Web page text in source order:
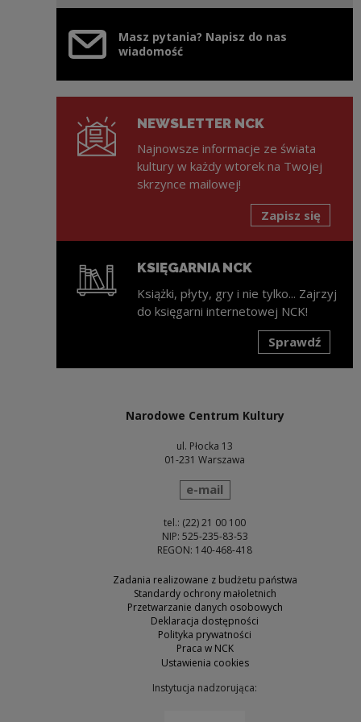
Masz pytania? Napisz do nas
wiadomość
NEWSLETTER NCK
Najnowsze informacje ze świata
kultury w każdy wtorek na Twojej
skrzynce mailowej!
Zapisz się
KSIĘGARNIA NCK
Książki, płyty, gry i nie tylko... Zajrzyj
do księgarni internetowej NCK!
Sprawdź
Narodowe Centrum Kultury
ul. Płocka 13
01-231 Warszawa
wyślij wiadomość
e-mail
tel.: (22) 21 00 100
NIP: 525-235-83-53
REGON: 140-468-418
Zadania realizowane z budżetu państwa
Standardy ochrony małoletnich
Przetwarzanie danych osobowych
Deklaracja dostępności
Polityka prywatności
Praca w NCK
Ustawienia cookies
Instytucja nadzorująca: